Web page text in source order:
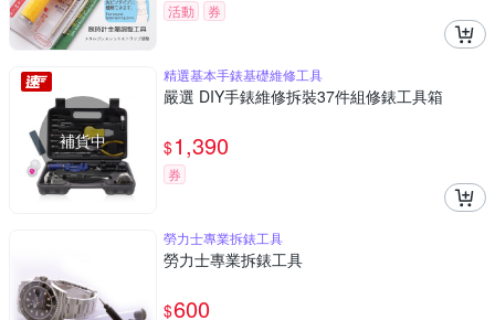
活動 券
補貨中
精選基本手錶基礎維修工具
嚴選 DIY手錶維修拆裝37件組修錶工具箱
$1,390
券
勞力士專業拆錶工具
勞力士專業拆錶工具
$600